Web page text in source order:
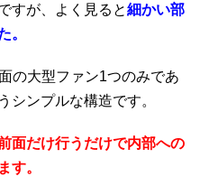
すが、よく見ると細かい部
。
の大型ファン1つのみであ
シンプルな構造です。
面だけ行うだけで内部への
す。